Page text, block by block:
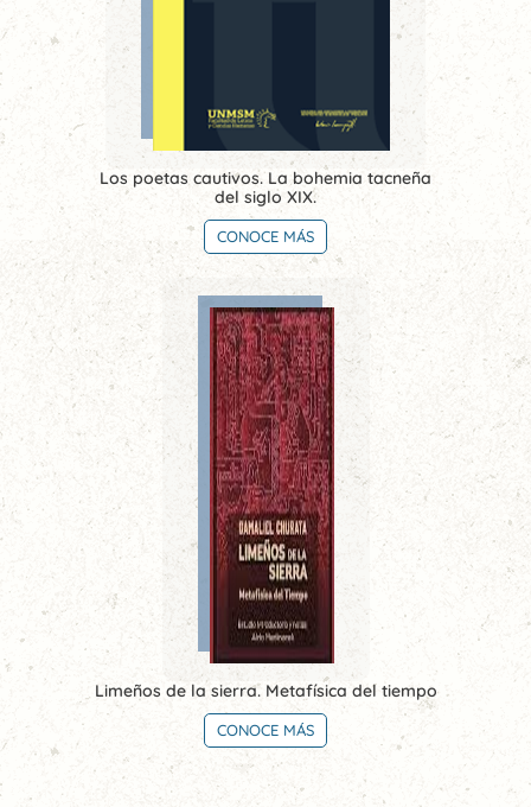
Los poetas cautivos. La bohemia tacneña
del siglo XIX.
CONOCE MÁS
Limeños de la sierra. Metafísica del tiempo
CONOCE MÁS